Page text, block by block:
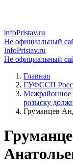
infoPristav.ru
Не официальный
InfoPristav.ru
Не официальный
Главная
ГУФССП
Межрайонное
розыску
Груманцев